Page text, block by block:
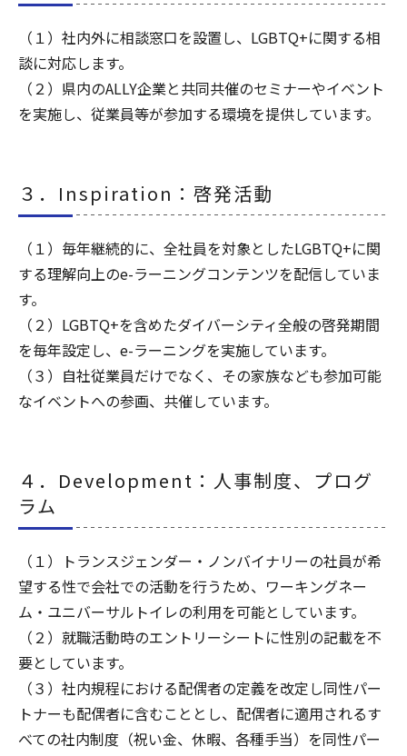
（１）社内外に相談窓口を設置し、LGBTQ+に関する相
談に対応します。
（２）県内のALLY企業と共同共催のセミナーやイベント
を実施し、従業員等が参加する環境を提供しています。
３．Inspiration：啓発活動
（１）毎年継続的に、全社員を対象としたLGBTQ+に関
する理解向上のe-ラーニングコンテンツを配信していま
す。
（２）LGBTQ+を含めたダイバーシティ全般の啓発期間
を毎年設定し、e-ラーニングを実施しています。
（３）自社従業員だけでなく、その家族なども参加可能
なイベントへの参画、共催しています。
４．Development：人事制度、プログ
ラム
（１）トランスジェンダー・ノンバイナリーの社員が希
望する性で会社での活動を行うため、ワーキングネー
ム・ユニバーサルトイレの利用を可能としています。
（２）就職活動時のエントリーシートに性別の記載を不
要としています。
（３）社内規程における配偶者の定義を改定し同性パー
トナーも配偶者に含むこととし、配偶者に適用されるす
べての社内制度（祝い金、休暇、各種手当）を同性パー